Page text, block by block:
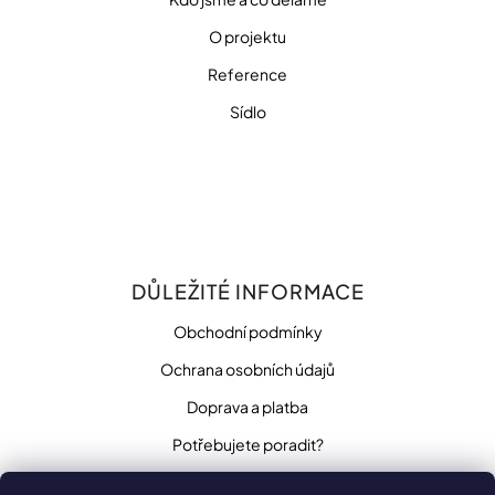
O projektu
Reference
Sídlo
DŮLEŽITÉ INFORMACE
Obchodní podmínky
Ochrana osobních údajů
Doprava a platba
Potřebujete poradit?